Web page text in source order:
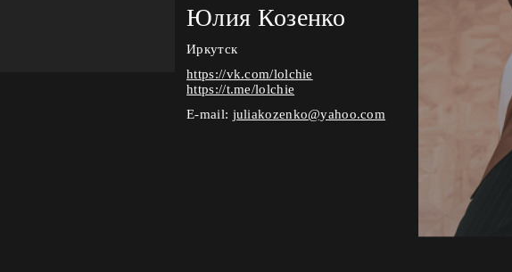
Юлия Козенко
Иркутск
https://vk.com/lolchie
https://t.me/lolchie
E-mail: juliakozenko@yahoo.com